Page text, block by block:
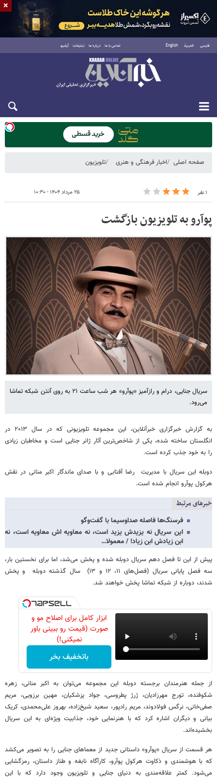
فارسی العربية English تماس با ما درباره ما تبلیغات آرشیو
دوشنبه ۱۹ مرداد ۱۴۰۵
صفحه اصلی اخبار فرهنگی و هنری تلویزیون
۱ نفر ۲۵ مرداد ۱۴۰۴ - ۱۰:۳۰
پوآرو به تلویزیون بازگشت
سریال جنایی، درام و رازآمیز «پوآرو» هر شب ساعت ۲۱ به روی آنتن شبکه تماشا
می‌رود.
به گزارش خبرگزاری خبرآنلاین، این مجموعه تلویزیونی که در سال ۲۰۱۳ در
انگلستان ساخته شده، یکی از شاخص‌ترین آثار ژانر جنایی است و مخاطبان زیادی
را به خود جذب کرده است.
دوبله این سریال با مدیریت رضا آفتابی و با صدای ماندگار اکبر منانی در نقش
هرکول پوآرو انجام شده است.
خبرهای مرتبط
فرسنگ‌ها فاصله صداوسیما با گفت‌وگو
این سریال نه یزیدش یزید است، نه معاویه اش معاویه است، نه
ابن زیادش ابن زیاد! / معمولا…
پیش از این تا فصل دهم سریال دوبله شده و پخش می‌شد، اما برای نخستین بار،
سه فصل پایانی سریال (فصل‌های ۱۱، ۱۲ و ۱۳) سال گذشته دوبله و پخش
شدند، دوباره از شبکه تماشا پخش خواهند شد.
ابزار کامل برای اصلاح مو و
صورت (قیمت رو ببینی باور
نمیکنی!)
باتخفیف بخر
از جمله هنرمندان برجسته دوبله این مجموعه می‌توان به اکبر منانی، زهره
شکوفنده، تورج مهرزادیان، ژرژ پطروسی، جواد پزشکیان، مهین برزویی، مریم
صفی‌خانی، نرگس فولادوند، مریم رادپور، سعید شیخ‌زاده، بهروز علی‌محمدی، کریک
بیانی و دیگران اشاره کرد که با هنرنمایی خود، جذابیت ویژه‌ای به این سریال
بخشیده‌اند.
هر قسمت از سریال «پوآرو» داستانی جدید از معماهای جنایی را به تصویر می‌کشد
که با هوشمندی و ذکاوت هرکول پوآرو، کارآگاه نابغه و طناز داستان، رمزگشایی
می‌شود. کمتر علاقه‌مندی به دنیای جنایی و تلویزیون وجود دارد که با این
×